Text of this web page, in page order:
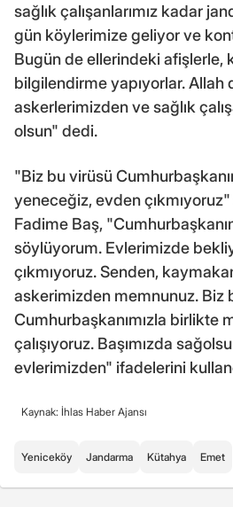
sağlık çalışanlarımız kadar
gün köylerimize geliyor ve
Bugün de ellerindeki afişlerle,
bilgilendirme yapıyorlar. Allah
askerlerimizden ve sağlık
olsun" dedi.
"Biz bu virüsü
yeneceğiz, evden
Fadime Baş,
söylüyorum. Evlerimizde
çıkmıyoruz. Senden,
askerimizden memnunuz. Biz
Cumhurbaşkanımızla birlikte
çalışıyoruz. Başımızda
evlerimizden" ifadelerini
Kaynak: İhlas Haber Ajansı
Yeniceköy Jandarma Kütahya Emet